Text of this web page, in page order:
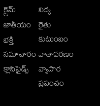
క్రైమ్
జాతీయం
భక్తి
సమాచారం
క్లాసిఫైడ్స్
విద్య
రైతు
కుటుంబం
వాతావరణం
వ్యాపార
ప్రపంచం